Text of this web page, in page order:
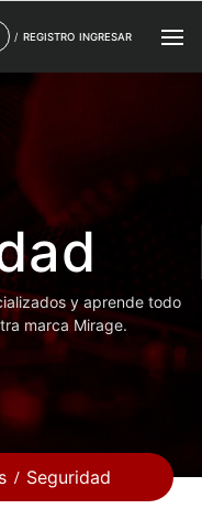
/ REGISTRO INGRESAR
y aprende todo
marca Mirage.
Seguridad